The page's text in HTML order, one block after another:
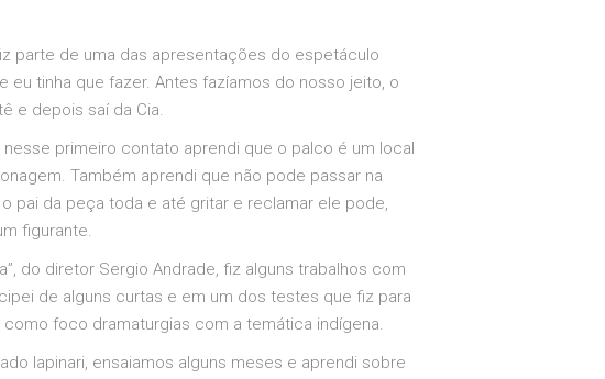
parte de uma das apresentações do espetáculo
eu tinha que fazer. Antes fazíamos do nosso jeito, o
e depois saí da Cia.
primeiro contato aprendi que o palco é um local
Também aprendi que não pode passar na
pai da peça toda e até gritar e reclamar ele pode,
figurante.
do diretor Sergio Andrade, fiz alguns trabalhos com
de alguns curtas e em um dos testes que fiz para
como foco dramaturgias com a temática indígena.
Iapinari, ensaiamos alguns meses e aprendi sobre